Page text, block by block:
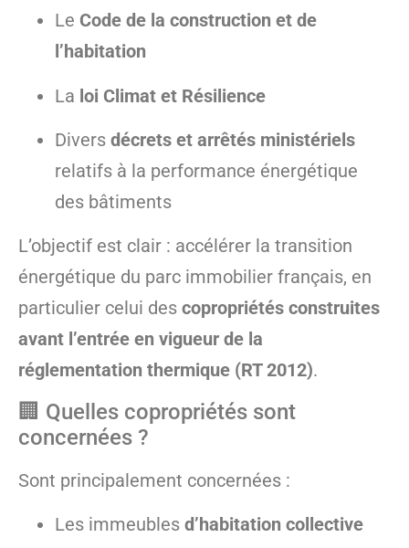
Le Code de la construction et de
l’habitation
La loi Climat et Résilience
Divers décrets et arrêtés ministériels
relatifs à la performance énergétique
des bâtiments
L’objectif est clair : accélérer la transition
énergétique du parc immobilier français, en
particulier celui des copropriétés construites
avant l’entrée en vigueur de la
réglementation thermique (RT 2012).
🏢 Quelles copropriétés sont
concernées ?
Sont principalement concernées :
Les immeubles d’habitation collective